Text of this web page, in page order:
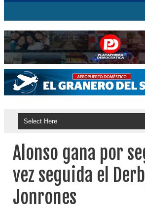
Alonso gana por
vez seguida el
Jonrones